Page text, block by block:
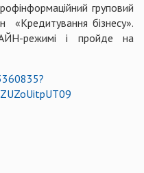
груповий
«Кредитування бізнесу».
режимі і пройде на